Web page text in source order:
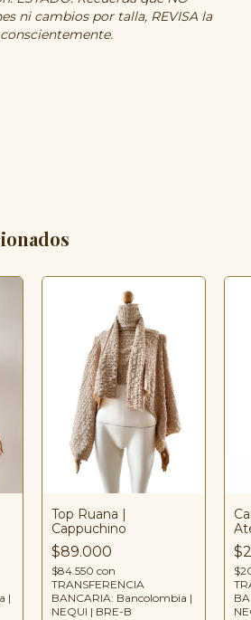
ni cambios por talla, REVISA la
|
Top Ruana |
Cappuchino
$89.000
$84.550con
TRANSFERENCIA
BANCARIA: Bancolombia |
NEQUI | BRE-B